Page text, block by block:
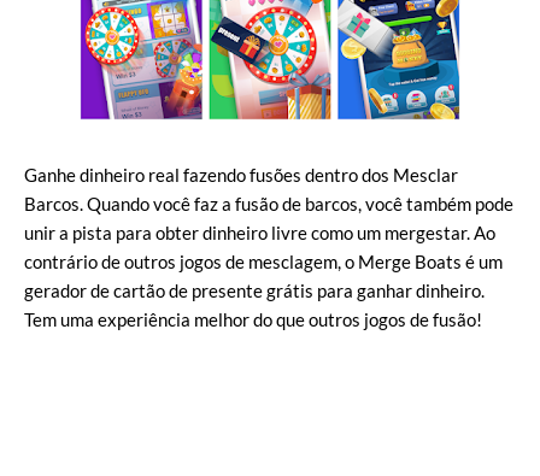
Ganhe dinheiro real fazendo fusões dentro dos Mesclar
Barcos. Quando você faz a fusão de barcos, você também pode
unir a pista para obter dinheiro livre como um mergestar. Ao
contrário de outros jogos de mesclagem, o Merge Boats é um
gerador de cartão de presente grátis para ganhar dinheiro.
Tem uma experiência melhor do que outros jogos de fusão!